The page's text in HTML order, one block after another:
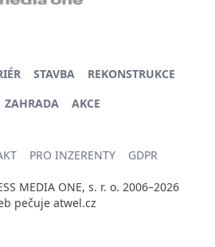
STAVBA
REKONSTRUKCE
ZAHRADA
AKCE
PRO INZERENTY GDPR
MEDIA ONE, s. r. o. 2006–2026